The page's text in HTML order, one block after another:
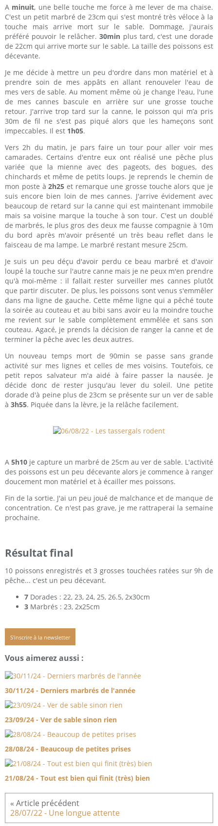
A minuit, une belle touche me force à me lever de ma chaise.
C'est un petit marbré de 23cm qui s'est montré très véloce à la
touche mais arrive mort sur le sable. Dommage, j'aurais
préféré pouvoir le relâcher.30min plus tard, c'est une dorade
de 22cm qui arrive morte sur le sable. La taille des poissons est
décevante.
Je me décide à mettre un peu d'ordre dans mon matériel et à
prendre soin de mes appâts en allant renouveler l'eau de
mes vers de sable. Au moment même où je change l'eau, l'une
de mes cannes bascule en arrière sur une grosse touche
retour. J'arrive trop tard sur la canne, le poisson qui m’a pris
30m de fil ne s'est pas piqué alors que les hameçons sont
impeccables. Il est 1h05.
Vers 2h du matin, je pars faire un tour pour aller voir mes
camarades. Certains d'entre eux ont réalisé une pêche plus
variée que la mienne avec des pageots, des bogues, des
chinchards et même de petits loups. Je reprends le chemin de
mon poste à2h25et remarque une grosse touche alors que je
suis encore bien loin de mes cannes. J'arrive évidement avec
beaucoup de retard sur la canne qui est maintenant immobile
mais sa voisine marque la touche à son tour. C'est un doublé
de marbrés, le plus gros des deux me fausse compagnie à 10m
du bord après m'avoir présenté un très beau reflet dans le
faisceau de ma lampe. Le marbré restant mesure 25cm.
Je suis un peu déçu d'avoir perdu ce beau marbré et d'avoir
loupé la touche sur l'autre canne mais je ne peux m'en prendre
qu'à moi-même : il fallait rester surveiller mes cannes plutôt
que partir discuter. De plus, les poissons sont venus s'emmêler
dans ma ligne de gauche. Cette même ligne qui a pêché toute
la soirée au couteau et au bibi sans avoir eu la moindre touche
me revient sur le sable complètement emmêlée et sans son
couteau. Agacé, je prends la décision de ranger la canne et de
terminer la pêche avec les deux autres.
Un nouveau temps mort de 90min se passe sans grande
activité sur mes lignes et celles de mes voisins. Toutefois, ce
petit repos salvateur m'a aidé à faire passer la nausée. Je
décide donc de rester jusqu'au lever du soleil. Une petite
dorade d'à peine plus de 23cm se présente sur un ver de sable
à 3h55. Piquée dans la lèvre, je la relâche facilement.
A 5h10 je capture un marbré de 25cm au ver de sable. L'activité
des poissons est un peu décevante alors je commence à ranger
doucement mon matériel et à écailler mes poissons.
Fin de la sortie. J'ai un peu joué de malchance et de manque de
concentration. Ce n'est pas grave, je me rattraperai la semaine
prochaine.
Résultat final
10 poissons enregistrés et 3 grosses touchées ratées sur 9h de
pêche... c'est un peu décevant.
7 Dorades : 22, 23, 24, 25, 26.5, 2x30cm
3 Marbrés : 23, 2x25cm
S'inscrire à la newsletter
Vous aimerez aussi :
30/11/24 - Derniers marbrés de l'année
23/09/24 - Ver de sable sinon rien
28/08/24 - Beaucoup de petites prises
21/08/24 - Tout est bien qui finit (très) bien
28/07/22 - Une longue attente